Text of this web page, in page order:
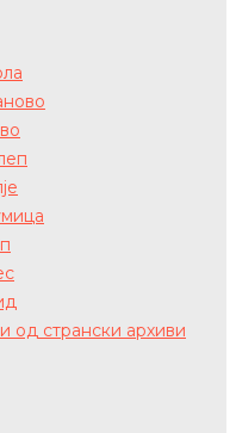
од странски архиви